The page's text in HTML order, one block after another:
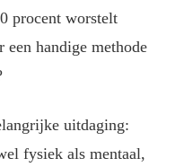
procent worstelt
een handige methode
uitdaging:
fysiek als mentaal,